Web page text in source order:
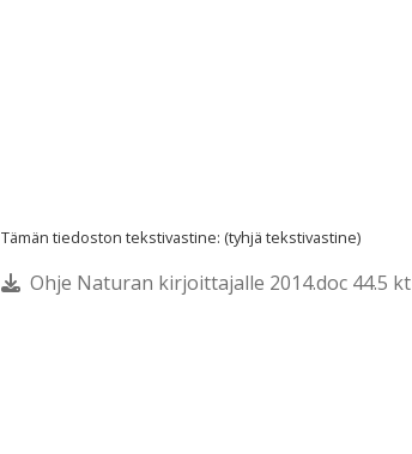
Tämän tiedoston tekstivastine: (tyhjä tekstivastine)
Ohje Naturan kirjoittajalle 2014.doc 44.5 kt